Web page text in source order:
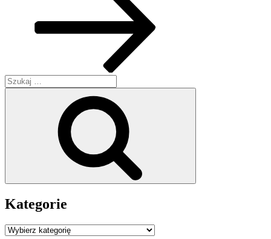
Szukaj:
Kategorie
Kategorie